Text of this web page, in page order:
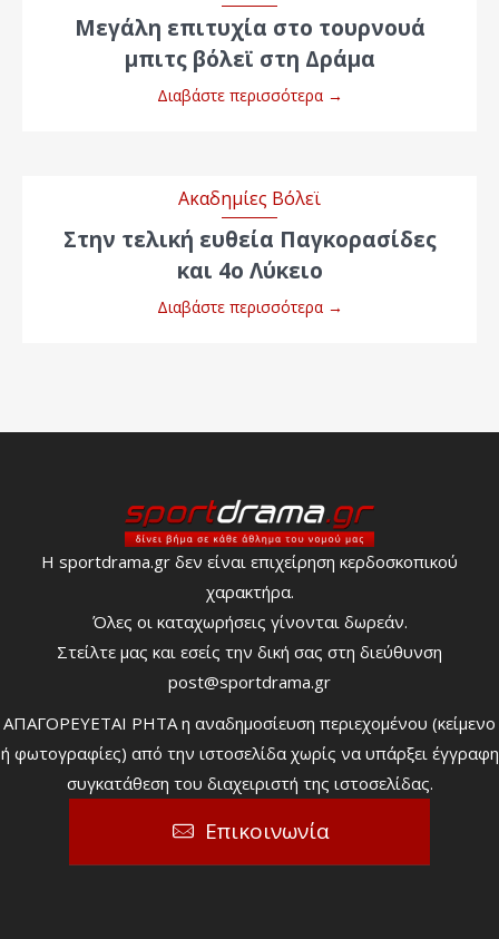
Μεγάλη επιτυχία στο τουρνουά
μπιτς βόλεϊ στη Δράμα
Διαβάστε περισσότερα →
Ακαδημίες Βόλεϊ
Στην τελική ευθεία Παγκορασίδες
και 4ο Λύκειο
Διαβάστε περισσότερα →
Η sportdrama.gr δεν είναι επιχείρηση κερδοσκοπικού
χαρακτήρα.
Όλες οι καταχωρήσεις γίνονται δωρεάν.
Στείλτε μας και εσείς την δική σας στη διεύθυνση
post@sportdrama.gr
ΑΠΑΓΟΡΕΥΕΤΑΙ ΡΗΤΑ η αναδημοσίευση περιεχομένου (κείμενο
ή φωτογραφίες) από την ιστοσελίδα χωρίς να υπάρξει έγγραφη
συγκατάθεση του διαχειριστή της ιστοσελίδας.
Επικοινωνία